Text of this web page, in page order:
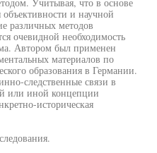
и научной
различных методов
очевидной необходимость
Автором был применен
материалов по
образования в Германии.
следственные связи в
или иной концепции
историческая